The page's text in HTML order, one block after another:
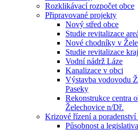
Rozklikávací rozpočet obce
Připravované projekty
Nový střed obce
Studie revitalizace
Nové chodníky v
Studie revitalizace
Vodní nádrž Láze
Kanalizace v obci
Výstavba vodovodu
Paseky
Rekonstrukce centra
Želechovice n/Dř.
Krizové řízení a
Působnost a legislativa